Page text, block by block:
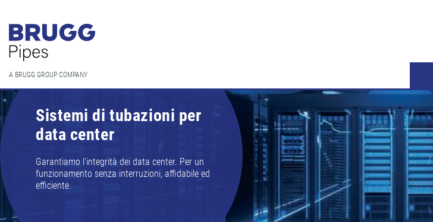
A BRUGG GROUP COMPANY
Sistemi di tubazioni per
data center
Garantiamo l'integrità dei data center. Per un
funzionamento senza interruzioni, affidabile ed
efficiente.